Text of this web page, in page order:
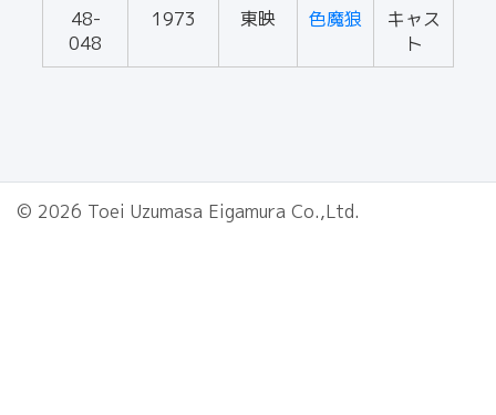
48-
048
1973 東映 色魔狼
キャス
ト
© 2026 Toei Uzumasa Eigamura Co.,Ltd.